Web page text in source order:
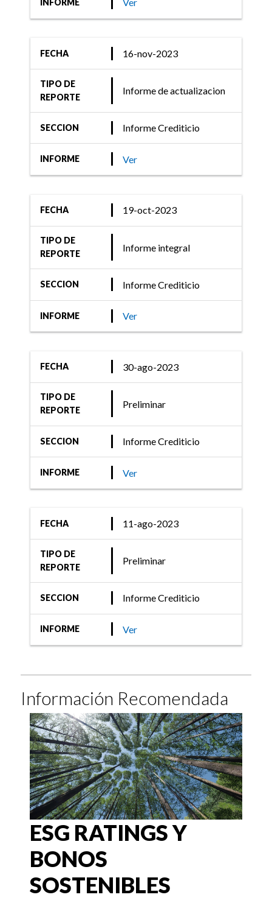
INFORME Ver
FECHA 16-nov-2023
TIPO DE
REPORTE
Informe de actualizacion
SECCION Informe Crediticio
INFORME Ver
FECHA 19-oct-2023
TIPO DE
REPORTE
Informe integral
SECCION Informe Crediticio
INFORME Ver
FECHA 30-ago-2023
TIPO DE
REPORTE
Preliminar
SECCION Informe Crediticio
INFORME Ver
FECHA 11-ago-2023
TIPO DE
REPORTE
Preliminar
SECCION Informe Crediticio
INFORME Ver
Información Recomendada
ESG RATINGS Y
BONOS
SOSTENIBLES